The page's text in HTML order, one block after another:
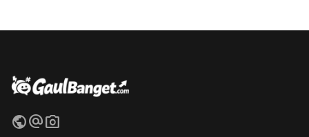
publicalternate_emailphoto_camera